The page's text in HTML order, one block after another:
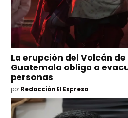
La erupción del Volcán de
Guatemala obliga a
personas
por Redacción El Expreso